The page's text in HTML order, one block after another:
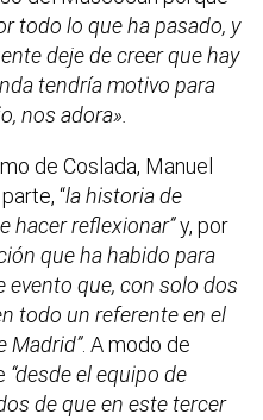
todo lo que ha pasado, y
deje de creer que hay
tendría motivo para
nos adora».
de Coslada, Manuel
“la historia de
hacer reflexionar”y, por
que ha habido para
evento que, con solo dos
todo un referente en el
Madrid”. A modo de
“desde el equipo de
de que en este tercer